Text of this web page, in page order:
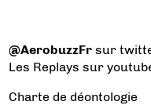
@AerobuzzFr sur
Les Replays sur
Charte de déontologie